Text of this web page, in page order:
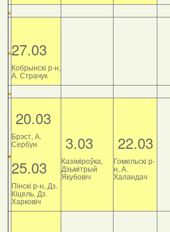
27.03
Кобрынскі р-н,
А. Страчук
20.03
Брэст, А.
Сербун
25.03
Пінскі р-н, Дз.
Кіцель, Дз.
Харковіч
3.03
Казіміроўка,
Дзьмітрый
Якубовіч
22.03
Гомельскі р-
н, А.
Халандач